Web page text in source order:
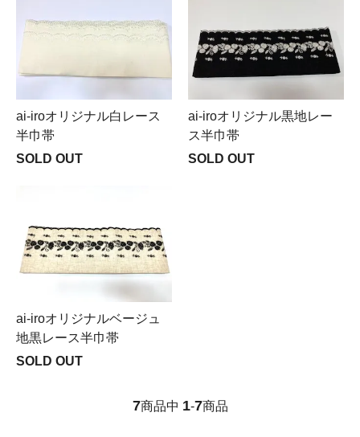
ai-iroオリジナル白レース
半巾帯
SOLD OUT
ai-iroオリジナル黒地レー
ス半巾帯
SOLD OUT
ai-iroオリジナルベージュ
地黒レース半巾帯
SOLD OUT
7商品中 1-7商品